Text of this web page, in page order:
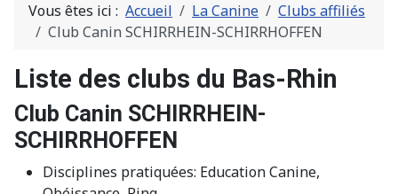
Vous êtes ici : Accueil La Canine
Clubs affiliés
Club Canin SCHIRRHEIN-SCHIRRHOFFEN
Liste des clubs du Bas-Rhin
Club Canin SCHIRRHEIN-
SCHIRRHOFFEN
Disciplines pratiquées: Education Canine,